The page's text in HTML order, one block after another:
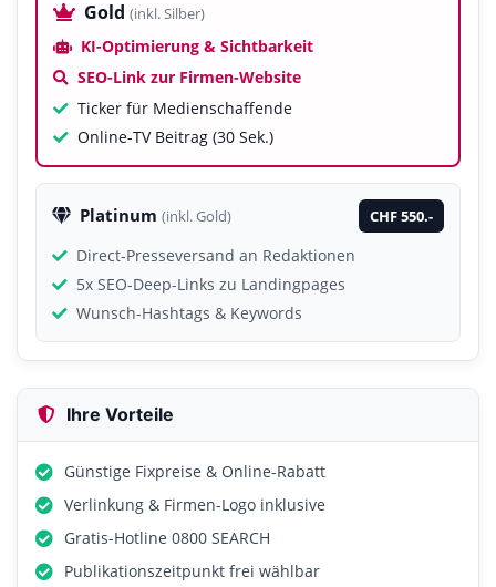
Gold (inkl. Silber)
KI-Optimierung & Sichtbarkeit
SEO-Link zur Firmen-Website
Ticker für Medienschaffende
Online-TV Beitrag (30 Sek.)
Platinum (inkl. Gold) CHF 550.-
Direct-Presseversand an Redaktionen
5x SEO-Deep-Links zu Landingpages
Wunsch-Hashtags & Keywords
Ihre Vorteile
Günstige Fixpreise & Online-Rabatt
Verlinkung & Firmen-Logo inklusive
Gratis-Hotline 0800 SEARCH
Publikationszeitpunkt frei wählbar